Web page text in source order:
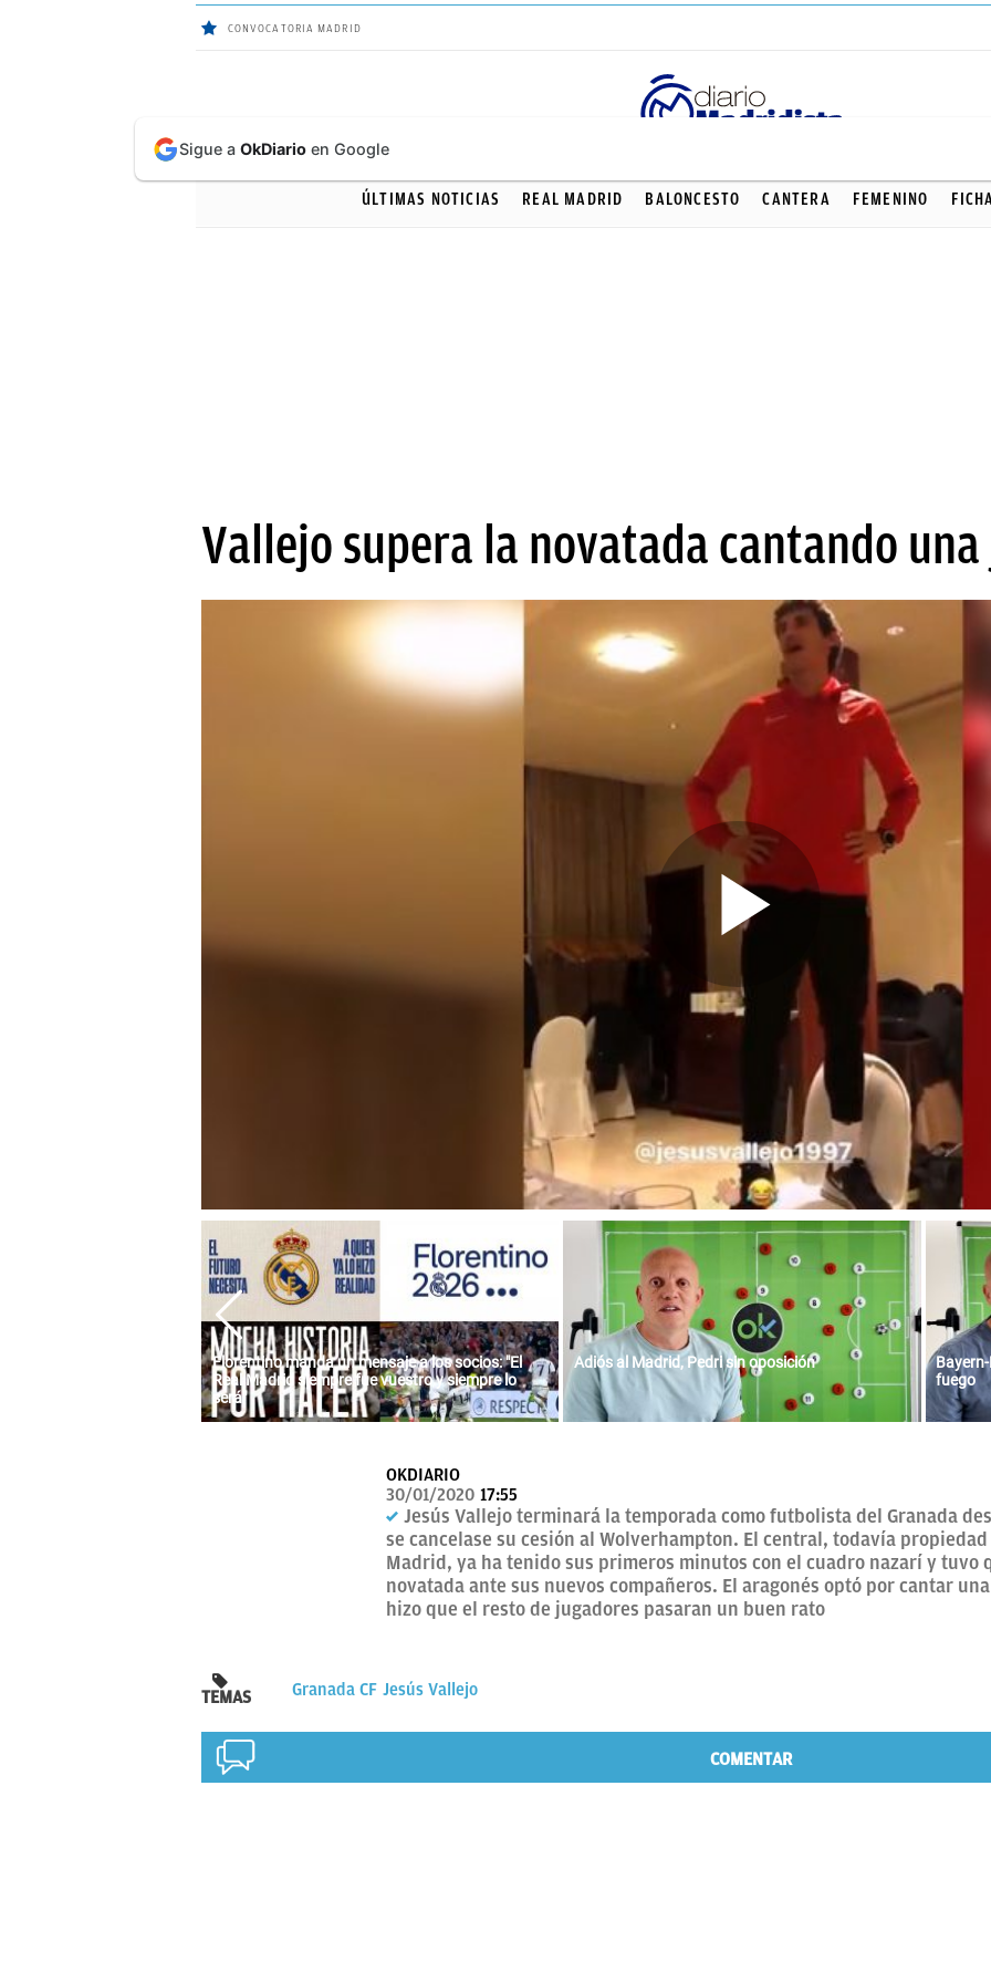
CONVOCATORIA MADRID
ÚLTIMAS
NOTICIAS
OKDIARIO
ÚLTIMAS NOTICIAS REAL MADRID BALONCESTO CANTERA FEMENINO
Vallejo supera la novatada cantando
Florentino manda un mensaje a los socios: "El
Real Madrid siempre fue vuestro y siempre lo
será"
Adiós al Madrid, Pedri sin oposición
fuego
OKDIARIO
30/01/2020 17:55
Jesús Vallejo terminará la temporada como futbolista del Granada
se cancelase su cesión al Wolverhampton. El central, todavía
Madrid, ya ha tenido sus primeros minutos con el cuadro nazarí y tuvo
novatada ante sus nuevos compañeros. El aragonés optó por cantar
hizo que el resto de jugadores pasaran un buen rato
TEMAS Granada CF Jesús Vallejo
COMENTAR
Sigue a OkDiario en Google